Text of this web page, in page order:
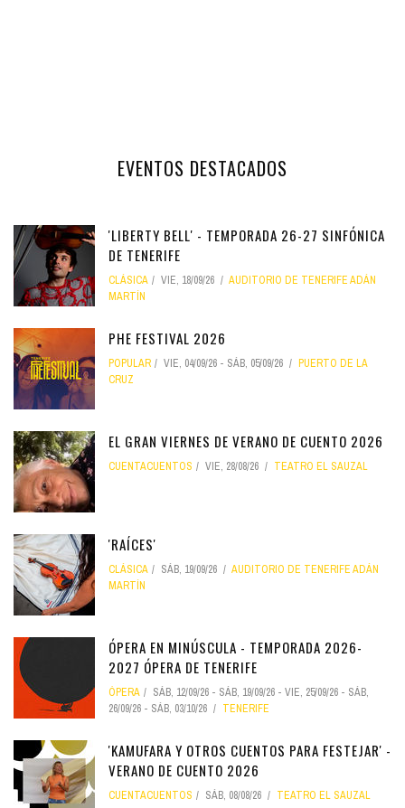
EVENTOS DESTACADOS
'LIBERTY BELL' - TEMPORADA 26-27 SINFÓNICA
DE TENERIFE
CLÁSICA VIE, 18/09/26
AUDITORIO DE TENERIFE ADÁN
MARTÍN
PHE FESTIVAL 2026
POPULAR VIE, 04/09/26 - SÁB, 05/09/26
PUERTO DE LA
CRUZ
EL GRAN VIERNES DE VERANO DE CUENTO 2026
CUENTACUENTOS VIE, 28/08/26 TEATRO EL SAUZAL
'RAÍCES'
CLÁSICA SÁB, 19/09/26
AUDITORIO DE TENERIFE ADÁN
MARTÍN
ÓPERA EN MINÚSCULA - TEMPORADA 2026-
2027 ÓPERA DE TENERIFE
ÓPERA SÁB, 12/09/26 - SÁB, 19/09/26 - VIE, 25/09/26 - SÁB,
26/09/26 - SÁB, 03/10/26 TENERIFE
'KAMUFARA Y OTROS CUENTOS PARA FESTEJAR' -
VERANO DE CUENTO 2026
CUENTACUENTOS SÁB, 08/08/26 TEATRO EL SAUZAL